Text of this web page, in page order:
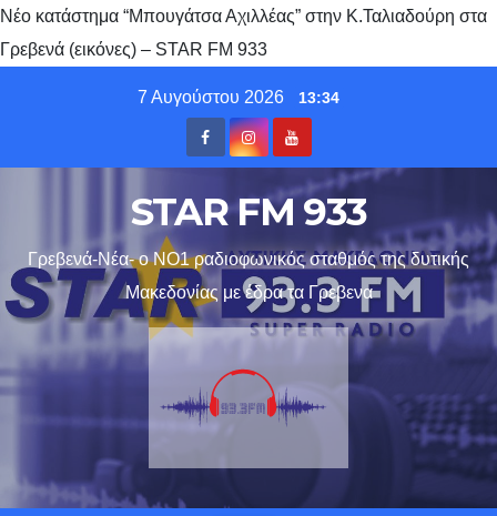
Νέο κατάστημα “Μπουγάτσα Αχιλλέας” στην Κ.Ταλιαδούρη στα
Γρεβενά (εικόνες) – STAR FM 933
7 Αυγούστου 2026 13:34
STAR FM 933
Γρεβενά-Νέα- ο ΝΟ1 ραδιοφωνικός σταθμός της δυτικής
Μακεδονίας με έδρα τα Γρεβενα